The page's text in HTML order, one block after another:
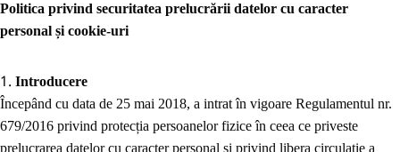
Politica privind securitatea prelucrării datelor cu caracter
personal și cookie-uri
Introducere
Începând cu data de 25 mai 2018, a intrat în vigoare Regulamentul nr.
679/2016 privind protecția persoanelor fizice în ceea ce priveste
prelucrarea datelor cu caracter personal și privind libera circulatie a